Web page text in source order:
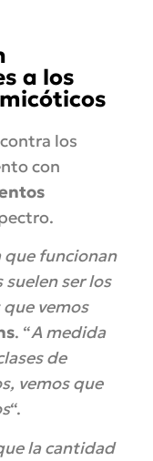
a los
los
con
que funcionan
ser los
que vemos
. “A medida
de
vemos que
“.
la cantidad